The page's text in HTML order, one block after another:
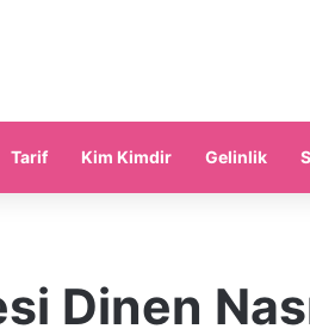
Tarif Kim Kimdir Gelinlik
Dinen